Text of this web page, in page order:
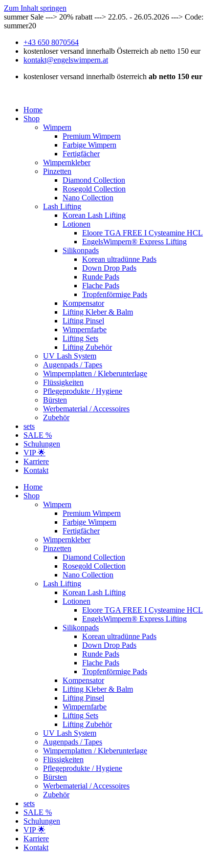
Zum Inhalt springen
summer Sale ---> 20% rabatt ---> 22.05. - 26.05.2026 ---> Code:
summer20
+43 650 8070564
kostenloser versand innerhalb Österreich ab netto 150 eur
kontakt@engelswimpern.at
kostenloser versand innerhalb österreich ab netto 150 eur
Home
Shop
Wimpern
Premium Wimpern
Farbige Wimpern
Fertigfächer
Wimpernkleber
Pinzetten
Diamond Collection
Rosegold Collection
Nano Collection
Lash Lifting
Korean Lash Lifting
Lotionen
Eloore TGA FREE I Cysteamine HCL
EngelsWimpern® Express Lifting
Silikonpads
Korean ultradünne Pads
Down Drop Pads
Runde Pads
Flache Pads
Tropfenförmige Pads
Kompensator
Lifting Kleber & Balm
Lifting Pinsel
Wimpernfarbe
Lifting Sets
Lifting Zubehör
UV Lash System
Augenpads / Tapes
Wimpernplatten / Kleberunterlage
Flüssigkeiten
Pflegeprodukte / Hygiene
Bürsten
Werbematerial / Accessoires
Zubehör
sets
SALE %
Schulungen
VIP 🌟
Karriere
Kontakt
Home
Shop
Wimpern
Premium Wimpern
Farbige Wimpern
Fertigfächer
Wimpernkleber
Pinzetten
Diamond Collection
Rosegold Collection
Nano Collection
Lash Lifting
Korean Lash Lifting
Lotionen
Eloore TGA FREE I Cysteamine HCL
EngelsWimpern® Express Lifting
Silikonpads
Korean ultradünne Pads
Down Drop Pads
Runde Pads
Flache Pads
Tropfenförmige Pads
Kompensator
Lifting Kleber & Balm
Lifting Pinsel
Wimpernfarbe
Lifting Sets
Lifting Zubehör
UV Lash System
Augenpads / Tapes
Wimpernplatten / Kleberunterlage
Flüssigkeiten
Pflegeprodukte / Hygiene
Bürsten
Werbematerial / Accessoires
Zubehör
sets
SALE %
Schulungen
VIP 🌟
Karriere
Kontakt